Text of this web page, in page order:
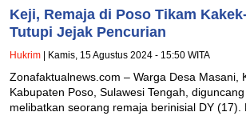
Keji, Remaja di Poso Tikam
Tutupi Jejak Pencurian
Hukrim | Kamis, 15 Agustus 2024 - 15:50 WITA
Zonafaktualnews.com – Warga Desa Masani,
Kabupaten Poso, Sulawesi Tengah,
melibatkan seorang remaja berinisial DY (17).